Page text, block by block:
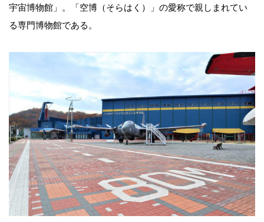
宇宙博物館」。「空博（そらはく）」の愛称で親しまれてい
る専門博物館である。